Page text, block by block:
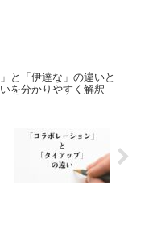
と「伊達な」の違いと
を分かりやすく解釈